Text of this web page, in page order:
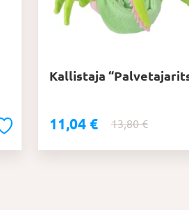
Kallistaja
13,80€Algne
11,04 €